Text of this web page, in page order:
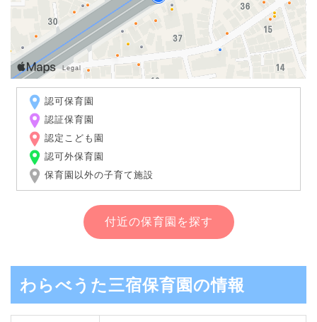
認可保育園
認証保育園
認定こども園
認可外保育園
保育園以外の子育て施設
付近の保育園を探す
わらべうた三宿保育園の情報